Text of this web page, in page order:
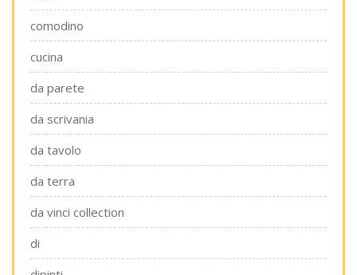
comodino
cucina
da parete
da scrivania
da tavolo
da terra
da vinci collection
di